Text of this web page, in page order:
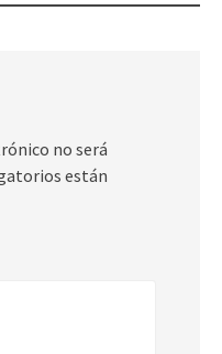
no será
están